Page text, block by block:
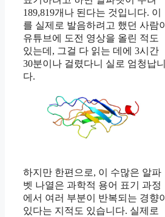
189,819개나 된다는 것입니다. 이
를 실제로 발음하려고 했던 사람이
유튜브에 도전 영상을 올린 적도
있는데, 그걸 다 읽는 데에 3시간
30분이나 걸렸다니 실로 엄청납니
다.
하지만 한편으로, 이 수많은 알파
벳 나열은 과학적 용어 표기 과정
에서 여러 부분이 반복되는 경향이
있다는 지적도 있습니다. 실제로